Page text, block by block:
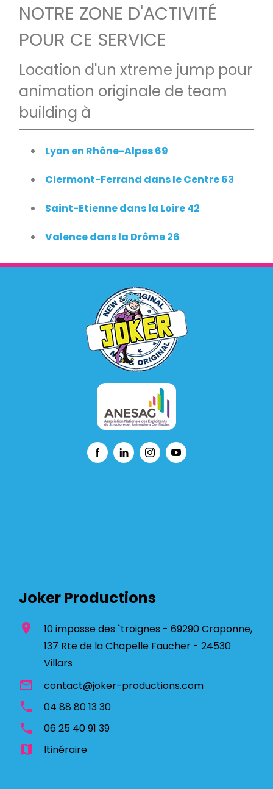
NOTRE ZONE D'ACTIVITÉ
POUR CE SERVICE
Location d'un xtreme jump pour
animation originale de team
building à
Lyon en Rhône-Alpes 69
Clermont-Ferrand dans le Centre 63
Saint-Etienne dans la Loire 42
Valence dans la Drôme 26
Joker Productions
location_on
10 impasse des `troignes - 69290 Craponne,
137 Rte de la Chapelle Faucher - 24530
Villars
mail_outline contact@joker-productions.com
phone 04 88 80 13 30
phone 06 25 40 91 39
map Itinéraire